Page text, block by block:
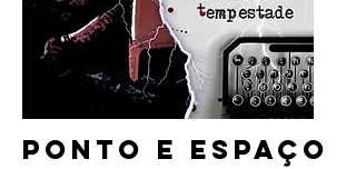
PONTO E ESPAÇO